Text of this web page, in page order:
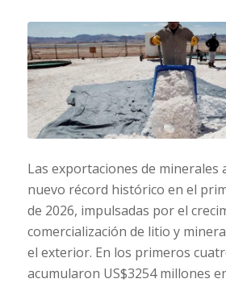
Las exportaciones de minerales
nuevo récord histórico en el
de 2026, impulsadas por el
comercialización de litio y
el exterior. En los primeros
acumularon US$3254 millones